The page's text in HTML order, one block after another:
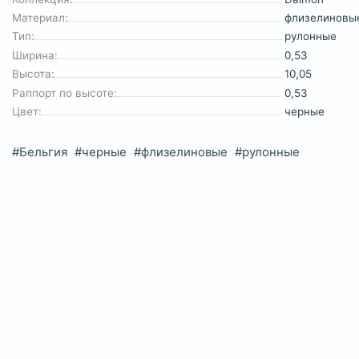
Материал:
Тип:
рулонные
Ширина:
0,53
Высота:
10,05
Раппорт по высоте:
0,53
Цвет:
черные
#Бельгия #черные #флизелиновые #рулонные